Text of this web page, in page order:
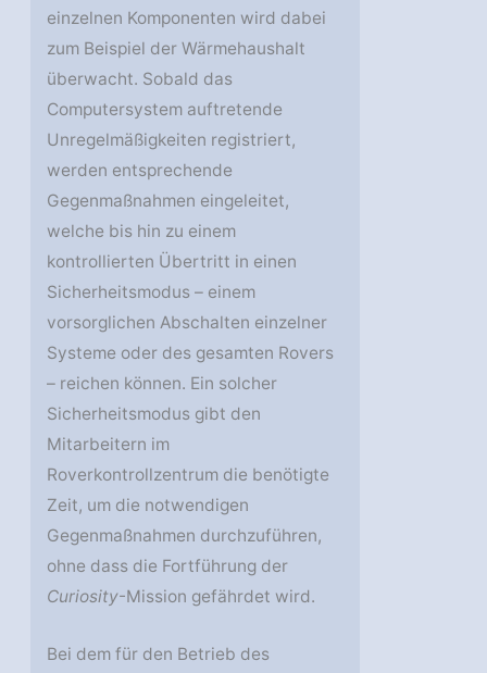
einzelnen Komponenten wird dabei
zum Beispiel der Wärmehaushalt
überwacht. Sobald das
Computersystem auftretende
Unregelmäßigkeiten registriert,
werden entsprechende
Gegenmaßnahmen eingeleitet,
welche bis hin zu einem
kontrollierten Übertritt in einen
Sicherheitsmodus – einem
vorsorglichen Abschalten einzelner
Systeme oder des gesamten Rovers
– reichen können. Ein solcher
Sicherheitsmodus gibt den
Mitarbeitern im
Roverkontrollzentrum die benötigte
Zeit, um die notwendigen
Gegenmaßnahmen durchzuführen,
ohne dass die Fortführung der
Curiosity-Mission gefährdet wird.
Bei dem für den Betrieb des